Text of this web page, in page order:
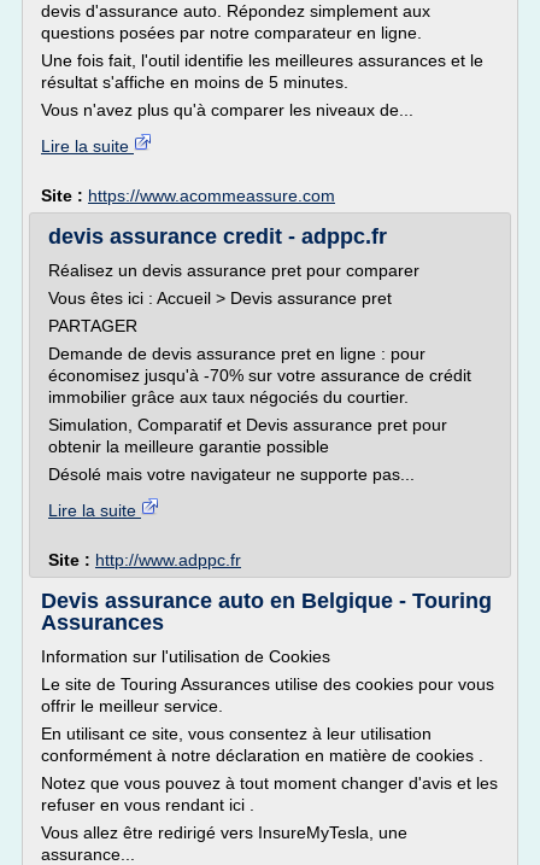
devis d'assurance auto. Répondez simplement aux
questions posées par notre comparateur en ligne.
Une fois fait, l'outil identifie les meilleures assurances et le
résultat s'affiche en moins de 5 minutes.
Vous n'avez plus qu'à comparer les niveaux de...
Lire la suite
Site : https://www.acommeassure.com
devis assurance credit - adppc.fr
Réalisez un devis assurance pret pour comparer
Vous êtes ici : Accueil > Devis assurance pret
PARTAGER
Demande de devis assurance pret en ligne : pour
économisez jusqu'à -70% sur votre assurance de crédit
immobilier grâce aux taux négociés du courtier.
Simulation, Comparatif et Devis assurance pret pour
obtenir la meilleure garantie possible
Désolé mais votre navigateur ne supporte pas...
Lire la suite
Site : http://www.adppc.fr
Devis assurance auto en Belgique - Touring
Assurances
Information sur l'utilisation de Cookies
Le site de Touring Assurances utilise des cookies pour vous
offrir le meilleur service.
En utilisant ce site, vous consentez à leur utilisation
conformément à notre déclaration en matière de cookies .
Notez que vous pouvez à tout moment changer d'avis et les
refuser en vous rendant ici .
Vous allez être redirigé vers InsureMyTesla, une
assurance...